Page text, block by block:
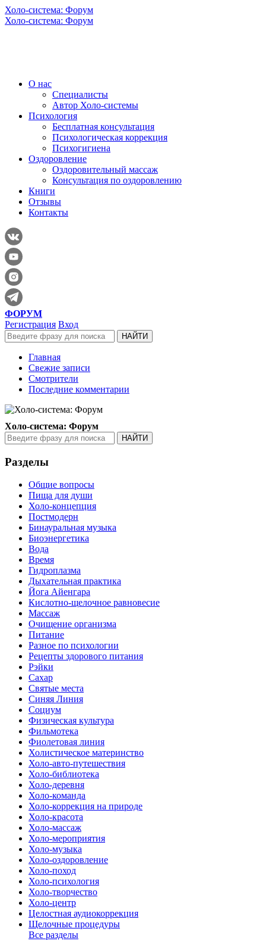
Холо-система: Форум
Холо-система: Форум
О нас
Специалисты
Автор Холо-системы
Психология
Бесплатная консультация
Психологическая коррекция
Психогигиена
Оздоровление
Оздоровительный массаж
Консультация по оздоровлению
Книги
Отзывы
Контакты
ФОРУМ
Регистрация Вход
Главная
Свежие записи
Смотрители
Последние комментарии
Холо-система: Форум
Разделы
Общие вопросы
Пища для души
Холо-концепция
Постмодерн
Бинауральная музыка
Биоэнергетика
Вода
Время
Гидроплазма
Дыхательная практика
Йога Айенгара
Кислотно-щелочное равновесие
Массаж
Очищение организма
Питание
Разное по психологии
Рецепты здорового питания
Рэйки
Сахар
Святые места
Синяя Линия
Социум
Физическая культура
Фильмотека
Фиолетовая линия
Холистическое материнство
Холо-авто-путешествия
Холо-библиотека
Холо-деревня
Холо-команда
Холо-коррекция на природе
Холо-красота
Холо-массаж
Холо-мероприятия
Холо-музыка
Холо-оздоровление
Холо-поход
Холо-психология
Холо-творчество
Холо-центр
Целостная аудиокоррекция
Щелочные процедуры
Все разделы